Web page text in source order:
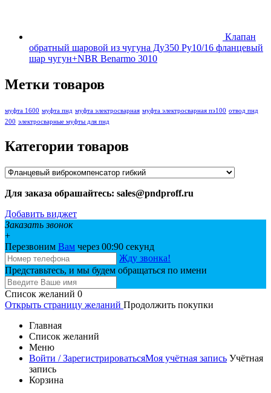
Клапан
обратный шаровой из чугуна Ду350 Ру10/16 фланцевый
шар чугун+NBR Benarmo 3010
Метки товаров
муфта 1600 муфта пнд муфта электросварная муфта электросварная пэ100 отвод пнд
200 электросварные муфты для пнд
Категории товаров
Для заказа обрашайтесь: sales@pndproff.ru
Добавить виджет
Заказать звонок
+
Перезвоним Вам через 00:90 секунд
Жду звонка!
Представьтесь, и мы будем обращаться по имени
Список желаний 0
Открыть страницу желаний Продолжить покупки
Главная
Список желаний
Меню
Войти / ЗарегистрироватьсяМоя учётная запись Учётная
запись
Корзина